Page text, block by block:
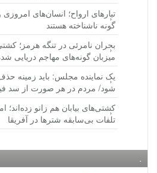
تبارهای ارواح؛ انسان‌های
گونه ناشناخته هستند
بحران نامرئی در تنگه هرمز؛
میزبان گونه‌های مهاجم دریایی
یک نماینده مجلس: باید زمینه
شود/ مردم در هر صورت از سد
کشتی‌های بیابان هم زانو زده‌اند؛
تلفات بی‌سابقه شترها در آفریقا
.